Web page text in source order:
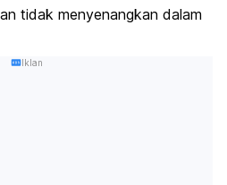
tidak menyenangkan dalam
Iklan